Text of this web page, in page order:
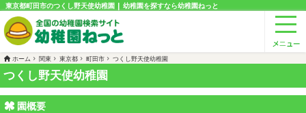
東京都町田市のつくし野天使幼稚園 | 幼稚園を探すなら幼稚園ねっと
ホーム 関東 東京都 町田市 つくし野天使幼稚園
つくし野天使幼稚園
園概要